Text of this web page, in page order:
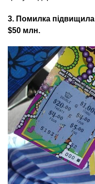
3. Помилка
$50 млн.